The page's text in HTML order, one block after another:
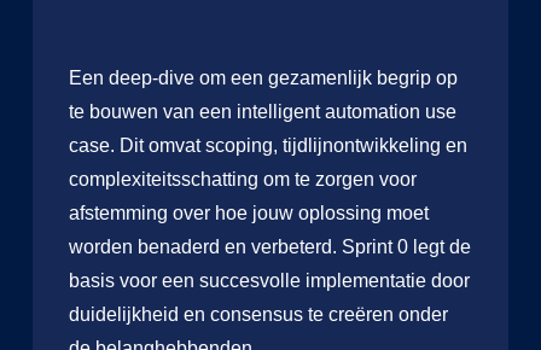
Een deep-dive om een gezamenlijk begrip op
te bouwen van een intelligent automation use
case. Dit omvat scoping, tijdlijnontwikkeling en
complexiteitsschatting om te zorgen voor
afstemming over hoe jouw oplossing moet
worden benaderd en verbeterd. Sprint 0 legt de
basis voor een succesvolle implementatie door
duidelijkheid en consensus te creëren onder